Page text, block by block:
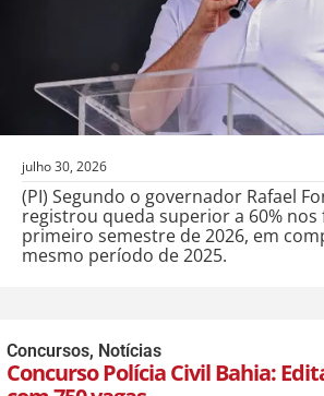
julho 30, 2026
(PI) Segundo o governador Rafael
registrou queda superior a 60%
primeiro semestre de 2026, em
mesmo período de 2025.
Concursos, Notícias
Concurso Polícia Civil Bahia: